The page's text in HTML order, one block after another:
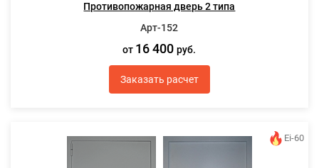
Противопожарная дверь 2 типа
Арт-152
от 16 400руб.
Заказать расчет
Ei-60